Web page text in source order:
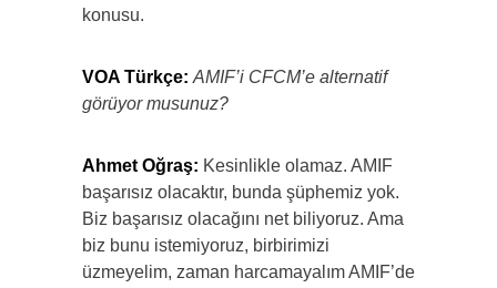
konusu.
VOA Türkçe: AMIF’i CFCM’e alternatif
görüyor musunuz?
Ahmet Oğraş: Kesinlikle olamaz. AMIF
başarısız olacaktır, bunda şüphemiz yok.
Biz başarısız olacağını net biliyoruz. Ama
biz bunu istemiyoruz, birbirimizi
üzmeyelim, zaman harcamayalım AMIF’de